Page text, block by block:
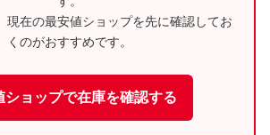
現在の最安値ショップを先に確認してお
くのがおすすめです。
ショップで在庫を確認する